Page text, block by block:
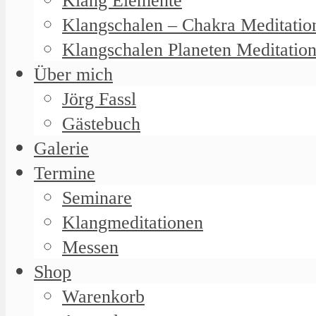
Klangschalen – Chakra
Klangschalen Planeten Meditation
Über mich
Jörg Fassl
Gästebuch
Galerie
Termine
Seminare
Klangmeditationen
Messen
Shop
Warenkorb